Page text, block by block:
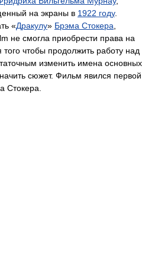
на экраны в 1922 году.
«Дракулу» Брэма Стокера
не смогла приобрести права на
чтобы продолжить работу над
изменить имена основных
сюжет. Фильм явился первой
Стокера.